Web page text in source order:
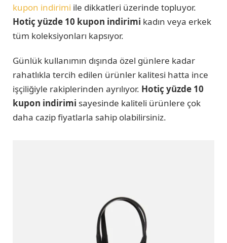
kupon indirimi ile dikkatleri üzerinde topluyor.
Hotiç yüzde 10 kupon indirimi kadın veya erkek
tüm koleksiyonları kapsıyor.
Günlük kullanımın dışında özel günlere kadar
rahatlıkla tercih edilen ürünler kalitesi hatta ince
işçiliğiyle rakiplerinden ayrılıyor. Hotiç yüzde 10
kupon indirimi sayesinde kaliteli ürünlere çok
daha cazip fiyatlarla sahip olabilirsiniz.